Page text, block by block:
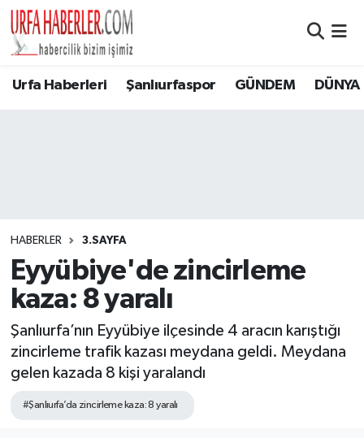
Urfa Haberleri Şanlıurfaspor GÜNDEM DÜNYA
HABERLER 3.SAYFA
Eyyübiye'de zincirleme
kaza: 8 yaralı
Şanlıurfa’nın Eyyübiye ilçesinde 4 aracın karıştığı
zincirleme trafik kazası meydana geldi. Meydana
gelen kazada 8 kişi yaralandı
#Şanlıurfa’da zincirleme kaza: 8 yaralı
Şanlıurfa Nöbetçi Eczaneler
Tüm Manşetler
Son Dakika Haberleri
Haber Arşivi